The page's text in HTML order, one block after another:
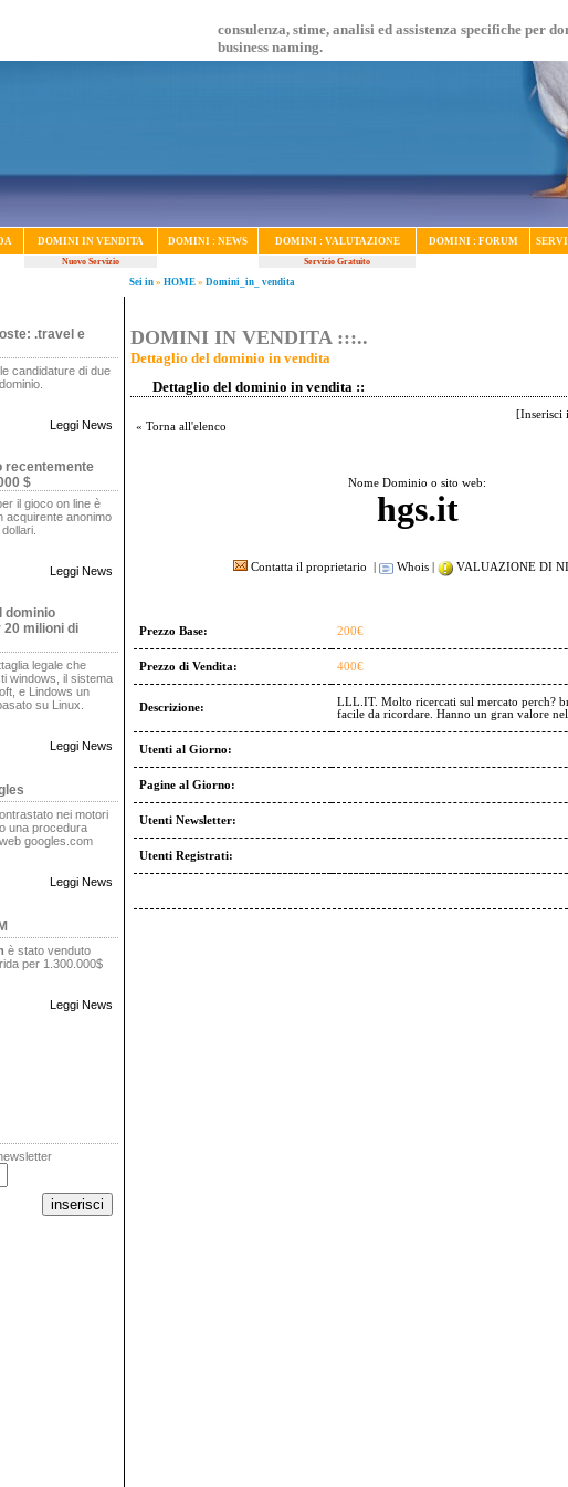
consulenza, stime, analisi ed assistenza specifiche per
business naming.
DOMINI IN VENDITA DOMINI : NEWS DOMINI : VALUTAZIONE DOMINI : FORUM
Nuovo Servizio Servizio Gratuito
Sei in » HOME » Domini_in_ vendita
.travel e
candidature di due
Leggi News
recentemente
$
il gioco on line è
acquirente anonimo
Leggi News
dominio
20 milioni di
legale che
windows, il sistema
e Lindows un
su Linux.
Leggi News
nei motori
una procedura
googles.com
Leggi News
è stato venduto
per 1.300.000$
Leggi News
DOMINI IN VENDITA :::..
Dettaglio del dominio in vendita
Dettaglio del dominio in vendita ::
« Torna all'elenco
[Inserisci
Nome Dominio o sito web:
hgs.it
Contatta il proprietario Whois VALUAZIONE DI
Prezzo Base: 200€
Prezzo di Vendita: 400€
Descrizione:
LLL.IT. Molto ricercati sul mercato perch?
facile da ricordare. Hanno un gran valore nel
Utenti al Giorno:
Pagine al Giorno:
Utenti Newsletter:
Utenti Registrati: